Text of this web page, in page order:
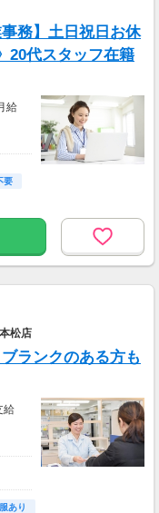
務】土日祝日お休
20代スタッフ在籍
給
要
松店
ランクのある方も
給
あり